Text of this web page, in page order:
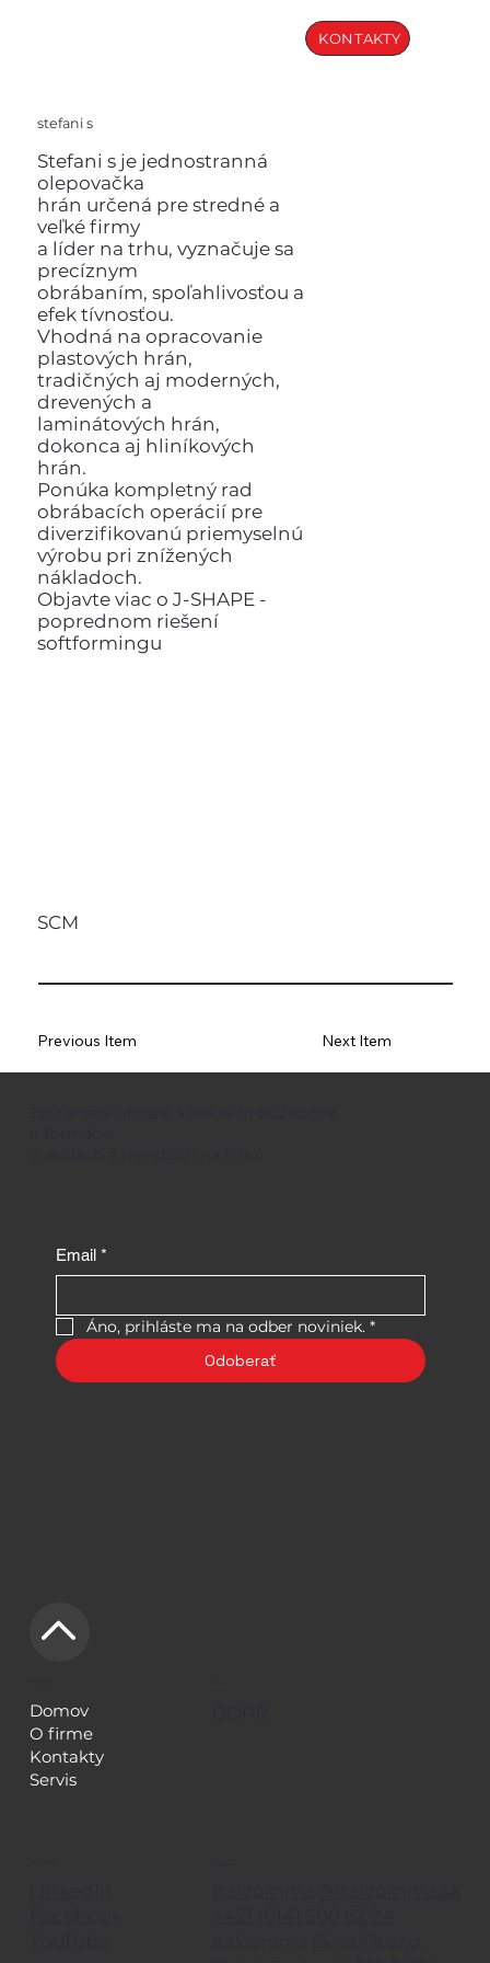
KONTAKTY
stefani s
Stefani s je jednostranná
olepovačka
hrán určená pre stredné a
veľké firmy
a líder na trhu, vyznačuje sa
precíznym
obrábaním, spoľahlivosťou a
efek tívnosťou.
Vhodná na opracovanie
plastových hrán,
tradičných aj moderných,
drevených a
laminátových hrán,
dokonca aj hliníkových
hrán.
Ponúka kompletný rad
obrábacích operácií pre
diverzifikovanú priemyselnú
výrobu pri znížených
nákladoch.
Objavte viac o J-SHAPE -
poprednom riešení
softformingu
SCM
Previous Item Next Item
Email *
Áno, prihláste ma na odber noviniek. *
Odoberať
Domov
O firme
Kontakty
Servis